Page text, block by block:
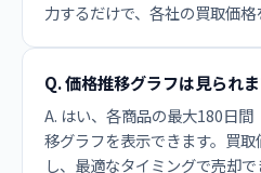
力するだけで、各社の買取価格
Q. 価格推移グラフは見られ
A. はい、各商品の最大180日
移グラフを表示できます。買
し、最適なタイミングで売却で